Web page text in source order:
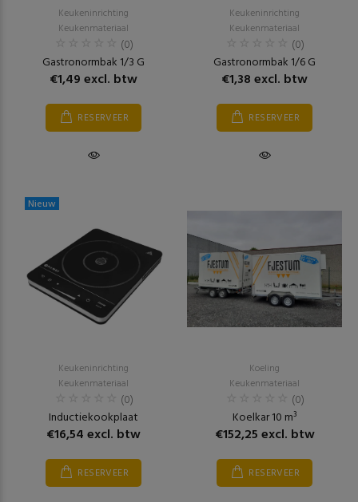
Keukeninrichting
Keukenmateriaal
(0)
Gastronormbak 1/3 G
€1,49 excl. btw
RESERVEER
Keukeninrichting
Keukenmateriaal
(0)
Gastronormbak 1/6 G
€1,38 excl. btw
RESERVEER
Nieuw
Keukeninrichting
Keukenmateriaal
(0)
Inductiekookplaat
€16,54 excl. btw
RESERVEER
Koeling
Keukenmateriaal
(0)
Koelkar 10 m³
€152,25 excl. btw
RESERVEER